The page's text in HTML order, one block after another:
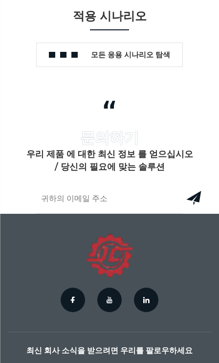
적용 시나리오
모든 응용 시나리오 탐색
“
우리 제품 에 대한 최신 정보 를 얻으십시오
/ 당신의 필요에 맞는 솔루션
최신 회사 소식을 받으려면 우리를 팔로우하세요